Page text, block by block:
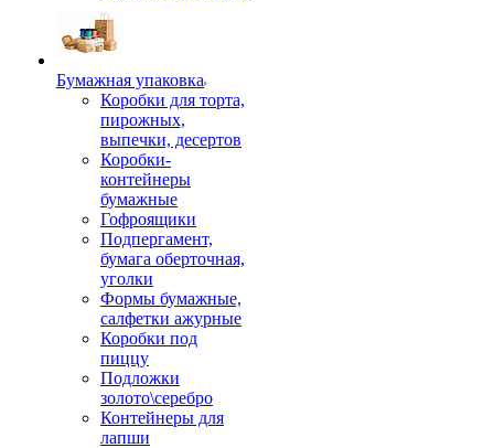
Бумажная упаковка
Коробки для торта,
пирожных,
выпечки, десертов
Коробки-
контейнеры
бумажные
Гофроящики
Подпергамент,
бумага оберточная,
уголки
Формы бумажные,
салфетки ажурные
Коробки под
пиццу
Подложки
золото\серебро
Контейнеры для
лапши